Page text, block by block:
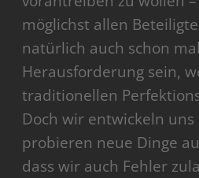
möglichst allen
natürlich auch schon
Herausforderung sein,
traditionellen
Doch wir entwickeln
probieren neue Dinge
dass wir auch Fehler